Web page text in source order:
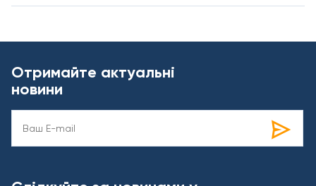
Отримайте актуальні
новини